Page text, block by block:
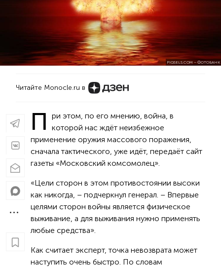
PIQSELS.COM – ФОТОБАНК
Читайте Monocle.ru в
П
ри этом, по его мнению, война, в
которой нас ждёт неизбежное
применение оружия массового поражения,
сначала тактического, уже идёт, передаёт сайт
газеты «Московский комсомолец».
«Цели сторон в этом противостоянии высоки
как никогда, – подчеркнул генерал. – Впервые
целями сторон войны является физическое
выживание, а для выживания нужно применять
любые средства».
Как считает эксперт, точка невозврата может
наступить очень быстро. По словам